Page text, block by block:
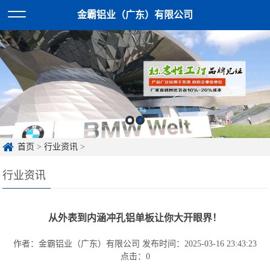
金霸铝业（广东）有限公司
首页 >行业资讯 >
行业资讯
从外表到内涵冲孔铝单板让你大开眼界！
作者：金霸铝业（广东）有限公司 发布时间：2025-03-16 23:43:23
点击： 0